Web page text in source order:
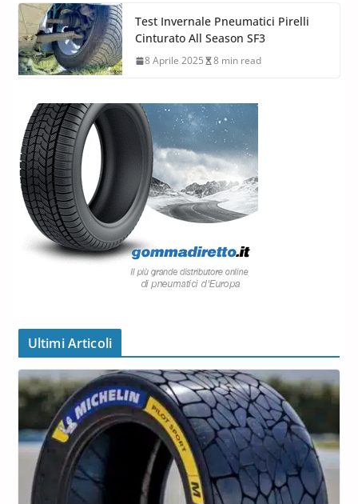
Test Invernale Pneumatici Pirelli
Cinturato All Season SF3
8 Aprile 2025 8 min read
Ultimi Articoli